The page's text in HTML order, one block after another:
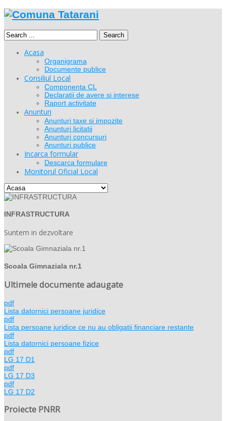
Search
Acasa
Organigrama
Documente publice
Consiliul Local
Componenta CL
Declaratii de avere si interese
Raport activitate
Anunturi
Anunturi taxe si impozite
Anunturi licitatii
Anunturi concursuri
Anunturi publice
Incarca formular
Descarca formulare
Monitorul Oficial Local
INFRASTRUCTURA
Suntem in dezvoltare
Scoala Gimnaziala nr.1
Ultimele documente adaugate
pdf
Lista datornici persoane juridice
pdf
Lista persoane juridice ce nu au obligatii financiare restante
pdf
Lista datornici persoane fizice
pdf
LG 17 D1
pdf
LG 17 D3
pdf
LG 17 D2
Proiecte PNRR